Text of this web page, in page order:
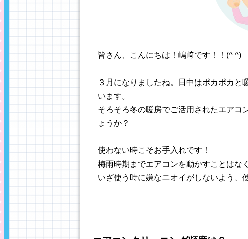
皆さん、こんにちは！嶋﨑です！！(^ ^)
３月になりましたね。日中はポカポカと
います。
そろそろ冬の暖房でご活用されたエアコ
ょうか？
使わない時こそお手入れです！
梅雨時期までエアコンを動かすことはな
いざ使う時に嫌なニオイがしないよう、